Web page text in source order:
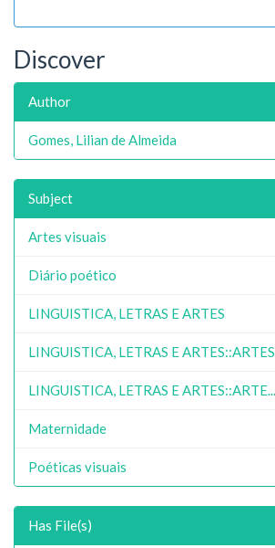
Discover
Author
Gomes, Lilian de Almeida
Subject
Artes visuais
Diário poético
LINGUISTICA, LETRAS E ARTES
LINGUISTICA, LETRAS E ARTES::ARTES
LINGUISTICA, LETRAS E ARTES::ARTE...
Maternidade
Poéticas visuais
Has File(s)